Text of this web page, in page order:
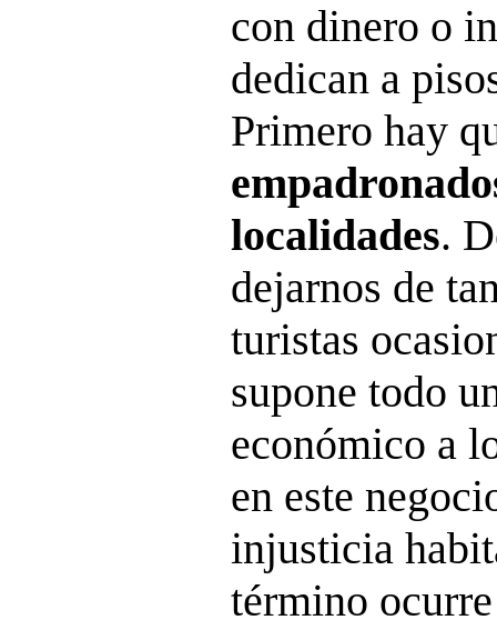
con dinero o
dedican a
Primero hay
localidades.
dejarnos de
turistas
supone todo
económico a
en este
injusticia
término